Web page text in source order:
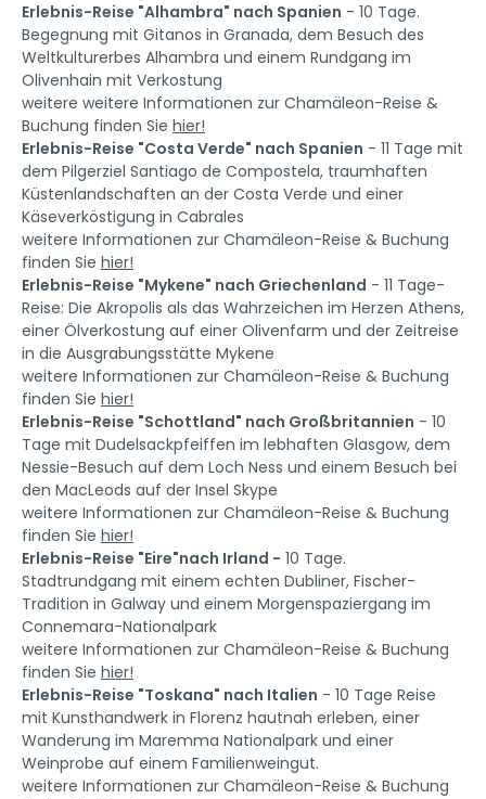
Erlebnis-Reise "Alhambra" nach Spanien - 10 Tage.
Begegnung mit Gitanos in Granada, dem Besuch des
Weltkulturerbes Alhambra und einem Rundgang im
Olivenhain mit Verkostung
weitere weitere Informationen zur Chamäleon-Reise &
Buchung finden Sie hier!
Erlebnis-Reise "Costa Verde" nach Spanien - 11 Tage mit
dem Pilgerziel Santiago de Compostela, traumhaften
Küstenlandschaften an der Costa Verde und einer
Käseverköstigung in Cabrales
weitere Informationen zur Chamäleon-Reise & Buchung
finden Sie hier!
Erlebnis-Reise "Mykene" nach Griechenland - 11 Tage-
Reise: Die Akropolis als das Wahrzeichen im Herzen Athens,
einer Ölverkostung auf einer Olivenfarm und der Zeitreise
in die Ausgrabungsstätte Mykene
weitere Informationen zur Chamäleon-Reise & Buchung
finden Sie hier!
Erlebnis-Reise "Schottland" nach Großbritannien - 10
Tage mit Dudelsackpfeiffen im lebhaften Glasgow, dem
Nessie-Besuch auf dem Loch Ness und einem Besuch bei
den MacLeods auf der Insel Skype
weitere Informationen zur Chamäleon-Reise & Buchung
finden Sie hier!
Erlebnis-Reise "Eire"nach Irland - 10 Tage.
Stadtrundgang mit einem echten Dubliner, Fischer-
Tradition in Galway und einem Morgenspaziergang im
Connemara-Nationalpark
weitere Informationen zur Chamäleon-Reise & Buchung
finden Sie hier!
Erlebnis-Reise "Toskana" nach Italien - 10 Tage Reise
mit Kunsthandwerk in Florenz hautnah erleben, einer
Wanderung im Maremma Nationalpark und einer
Weinprobe auf einem Familienweingut.
weitere Informationen zur Chamäleon-Reise & Buchung